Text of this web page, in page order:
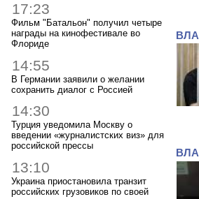
17:23
Фильм "Батальон" получил четыре
награды на кинофестивале во
Флориде
14:55
В Германии заявили о желании
сохранить диалог с Россией
14:30
Турция уведомила Москву о
введении «журналистских виз» для
российской прессы
13:10
Украина приостановила транзит
российских грузовиков по своей